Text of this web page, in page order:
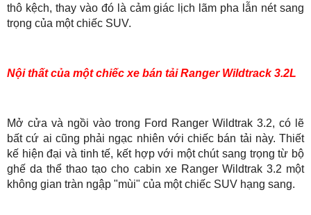
thô kệch, thay vào đó là cảm giác lịch lãm pha lẫn nét sang
trọng của một chiếc SUV.
Nội thất của một chiếc xe bán tải Ranger Wildtrack 3.2L
Mở cửa và ngồi vào trong Ford Ranger Wildtrak 3.2, có lẽ
bất cứ ai cũng phải ngạc nhiên với chiếc bán tải này. Thiết
kế hiện đại và tinh tế, kết hợp với một chút sang trọng từ bộ
ghế da thể thao tạo cho cabin xe Ranger Wildtrak 3.2 một
không gian tràn ngập "mùi" của một chiếc SUV hạng sang.